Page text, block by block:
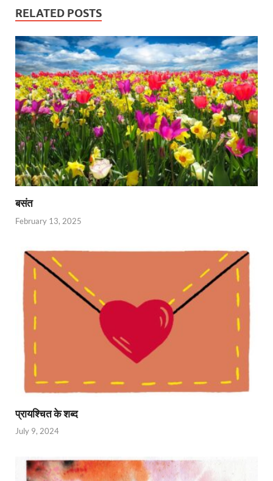
RELATED POSTS
बसंत
February 13, 2025
प्रायश्चित के शब्द
July 9, 2024